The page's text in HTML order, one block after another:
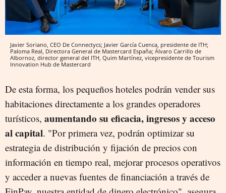
Javier Soriano, CEO De Connectycs; Javier García Cuenca, presidente de ITH;
Paloma Real, Directora General de Mastercard España; Álvaro Carrillo de
Albornoz, director general del ITH, Quim Martínez, vicepresidente de Tourism
Innovation Hub de Mastercard
De esta forma, los pequeños hoteles podrán vender sus
habitaciones directamente a los grandes operadores
turísticos, aumentando su eficacia, ingresos y acceso
al capital. "Por primera vez, podrán optimizar su
estrategia de distribución y fijación de precios con
información en tiempo real, mejorar procesos operativos
y acceder a nuevas fuentes de financiación a través de